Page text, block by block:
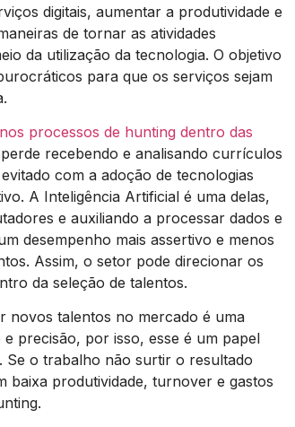
digitais, aumentar a produtividade e
de tornar as atividades
da utilização da tecnologia. O objetivo
para que os serviços sejam
processos de hunting dentro das
recebendo e analisando currículos
com a adoção de tecnologias
A Inteligência Artificial é uma delas,
e auxiliando a processar dados e
desempenho mais assertivo e menos
Assim, o setor pode direcionar os
da seleção de talentos.
novos talentos no mercado é uma
precisão, por isso, esse é um papel
Se o trabalho não surtir o resultado
baixa produtividade, turnover e gastos